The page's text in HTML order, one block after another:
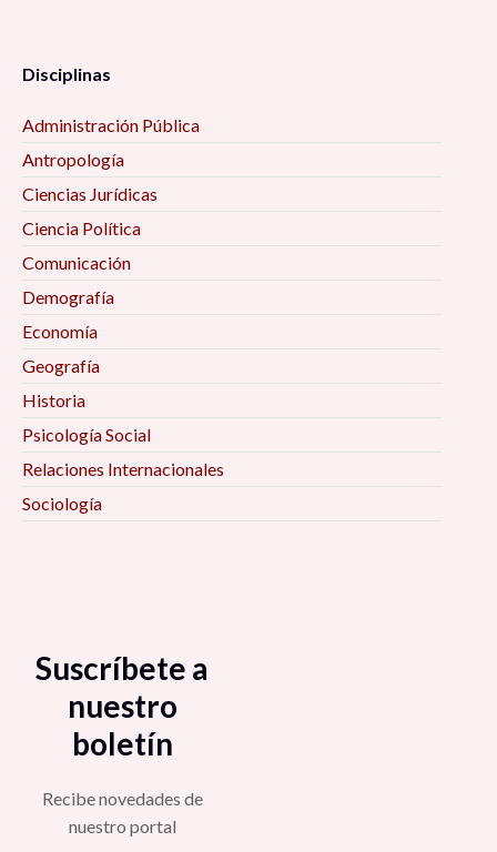
Disciplinas
Administración Pública
Antropología
Ciencias Jurídicas
Ciencia Política
Comunicación
Demografía
Economía
Geografía
Historia
Psicología Social
Relaciones Internacionales
Sociología
Suscríbete a
nuestro
boletín
Recibe novedades de
nuestro portal